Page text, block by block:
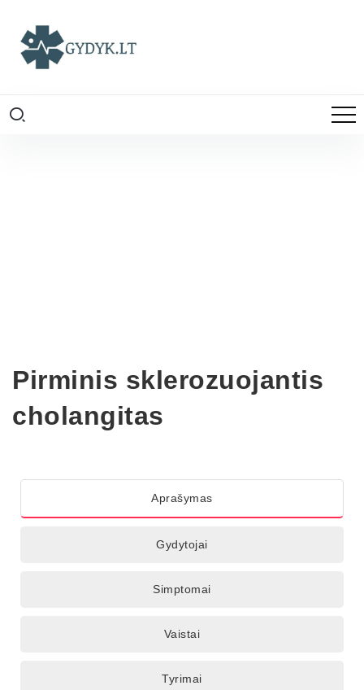
Pirminis sklerozuojantis
cholangitas
Aprašymas
Gydytojai
Simptomai
Vaistai
Tyrimai